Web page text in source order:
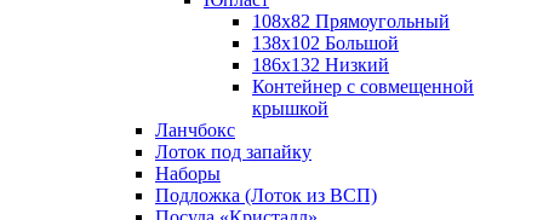
108х82 Прямоугольный
138х102 Большой
186х132 Низкий
Контейнер с совмещенной
крышкой
Ланчбокс
Лоток под запайку
Наборы
Подложка (Лоток из ВСП)